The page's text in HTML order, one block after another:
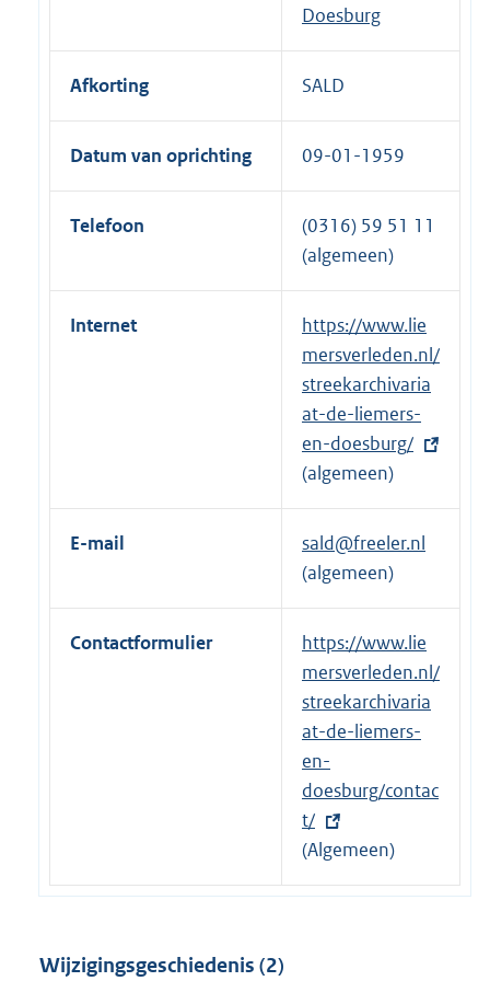
Doesburg
Afkorting SALD
Datum van oprichting 09-01-1959
Telefoon
(0316) 59 51 11
(algemeen)
Internet
E
x
t
e
r
n
e
i
:
https://www.lie
mersverleden.nl/
streekarchivaria
at-de-liemers-
en-doesburg/
(algemeen)
E-mail
sald@freeler.nl
(algemeen)
Contactformulier
E
x
t
e
r
n
e
l
i
https://www.lie
mersverleden.nl/
streekarchivaria
at-de-liemers-
en-
doesburg/contac
t/
(Algemeen)
Wijzigingsgeschiedenis (2)